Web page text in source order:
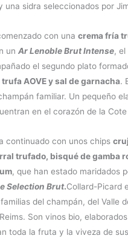
una sidra seleccionados por
con una crema fría
un Ar Lenoble Brut Intense,
el segundo plato
AOVE y sal de garnacha.
familiar. Un pequeño
en el corazón de la
continuado con unos chips
trufado, bisqué de gamba
, que han estado maridados
Selection Brut.Collard-Picard
del champán, del Valle
Son vinos bio,
toda la fruta y la viveza de